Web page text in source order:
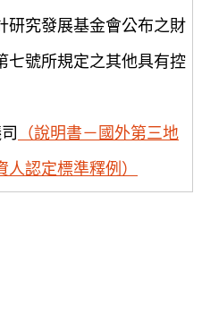
研究發展基金會公布之財
七號所規定之其他具有控
（說明書－國外第三地
認定標準釋例）